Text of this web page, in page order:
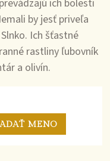
ich bolesti
by jesť priveľa
Ich šťastné
rastliny ľubovník
a olivín.